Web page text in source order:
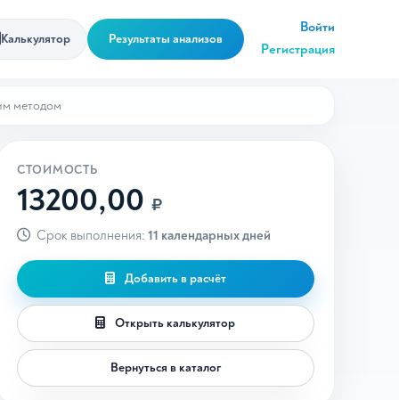
Калькулятор Результаты анализов
Войти
Регистрация
методом
СТОИМОСТЬ
13200,00 ₽
Срок выполнения: 11 календарных дней
Добавить в расчёт
Открыть калькулятор
Вернуться в каталог